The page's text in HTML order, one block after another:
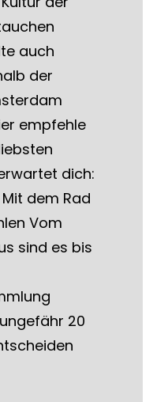
auch
der
empfehle
dich:
dem Rad
Vom
sind es bis
20